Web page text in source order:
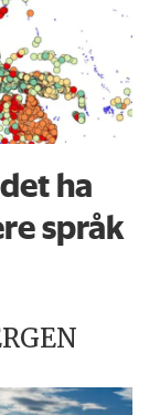
ha
språk